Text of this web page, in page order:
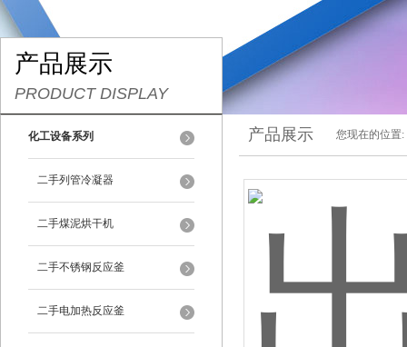
产品展示
PRODUCT DISPLAY
化工设备系列
二手列管冷凝器
二手煤泥烘干机
二手不锈钢反应釜
二手电加热反应釜
产品展示 您现在的位置: